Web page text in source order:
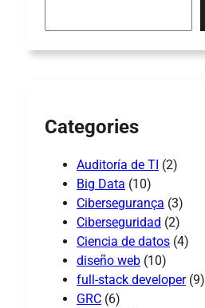
Categories
Auditoría de TI (2)
Big Data (10)
Cibersegurança (3)
Ciberseguridad (2)
Ciencia de datos (4)
diseño web (10)
full-stack developer(9)
GRC (6)